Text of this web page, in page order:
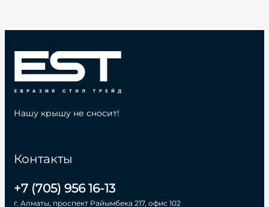
Контакты
+7 (705) 956 16-13
г. Алматы, проспект Райымбека 217, офис 102
Нашу крышу не сносит!